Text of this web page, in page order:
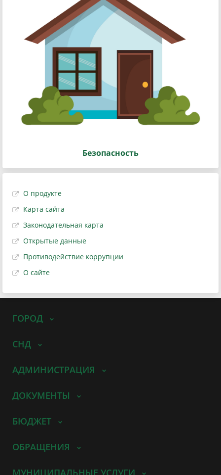
Безопасность
О продукте
Карта сайта
Законодательная карта
Открытые данные
Противодействие коррупции
О сайте
ГОРОД
СНД
АДМИНИСТРАЦИЯ
ДОКУМЕНТЫ
БЮДЖЕТ
ОБРАЩЕНИЯ
МУНИЦИПАЛЬНЫЕ УСЛУГИ